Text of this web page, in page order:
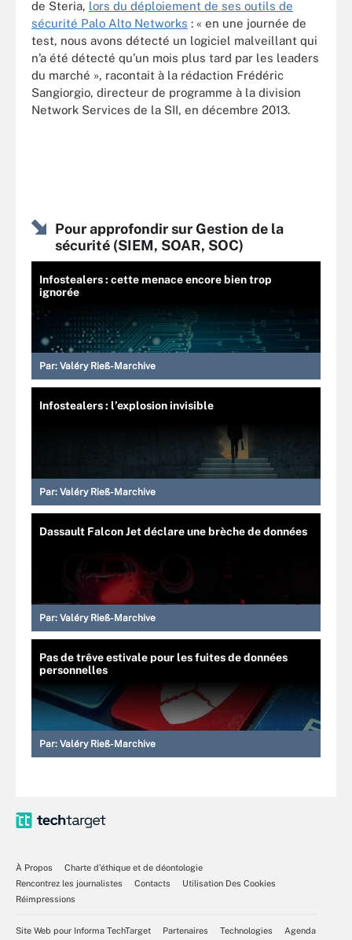
de Steria, lors du déploiement de ses outils de
sécurité Palo Alto Networks : « en une journée de
test, nous avons détecté un logiciel malveillant qui
n’a été détecté qu’un mois plus tard par les leaders
du marché », racontait à la rédaction Frédéric
Sangiorgio, directeur de programme à la division
Network Services de la SII, en décembre 2013.
Pour approfondir sur Gestion de la
sécurité (SIEM, SOAR, SOC)
Infostealers : cette menace encore bien trop
ignorée
Par: Valéry Rieß-Marchive
Infostealers : l’explosion invisible
Par: Valéry Rieß-Marchive
Dassault Falcon Jet déclare une brèche de données
Par: Valéry Rieß-Marchive
Pas de trêve estivale pour les fuites de données
personnelles
Par: Valéry Rieß-Marchive
À Propos
Charte d’éthique et de déontologie
Rencontrez les journalistes
Contacts
Utilisation Des Cookies
Réimpressions
Site Web pour Informa TechTarget Partenaires Technologies Agenda